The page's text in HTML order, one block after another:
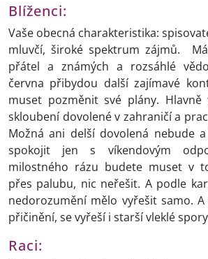
Blíženci:
Vaše obecná charakteristika:
mluvčí, široké spektrum zájmů.
přátel a známých a rozsáhlé
června přibydou další zajímavé
muset pozměnit své plány.
skloubení dovolené v zahraničí a
Možná ani delší dovolená nebude
spokojit jen s víkendovým
milostného rázu budete muset v
přes palubu, nic neřešit. A podle
nedorozumění mělo vyřešit samo. A
přičinění, se vyřeší i starší vleklé
Raci: